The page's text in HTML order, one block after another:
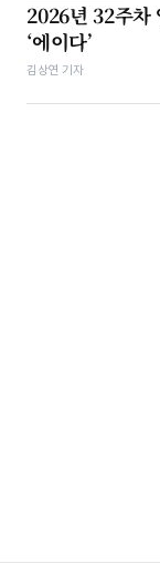
2026년 32주차
‘에이다’
김상연 기자